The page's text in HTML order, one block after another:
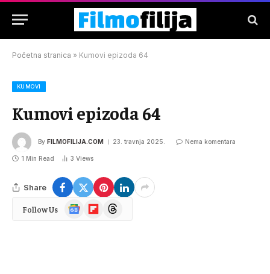
Početna stranica » Kumovi epizoda 64
KUMOVI
Kumovi epizoda 64
By FILMOFILIJA.COM 23. travnja 2025. Nema komentara
1 Min Read 3 Views
Share
Follow Us
Google
News
FlipboardThreads